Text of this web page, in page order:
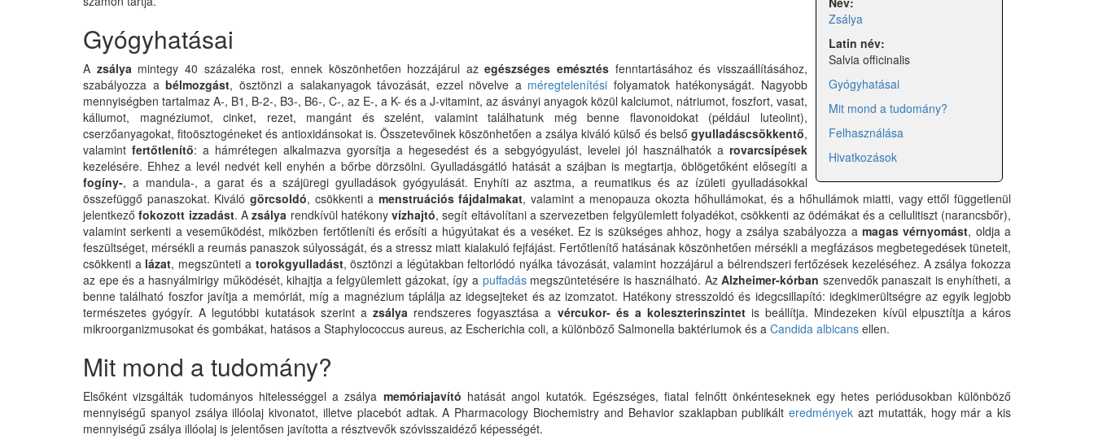
Zsálya
Latin név:
Salvia officinalis
Gyógyhatásai
Mit mond a tudomány?
Felhasználása
Hivatkozások
Gyógyhatásai
A zsályamintegy 40 százaléka rost, ennek köszönhetően hozzájárul azegészséges emésztés fenntartásához és visszaállításához,
szabályozza abélmozgást, ösztönzi a salakanyagok távozását, ezzel növelve a méregtelenítési folyamatok hatékonyságát. Nagyobb
mennyiségben tartalmaz A-, B1, B-2-, B3-, B6-, C-, az E-, a K- és a J-vitamint, az ásványi anyagok közül kalciumot, nátriumot, foszfort, vasat,
káliumot, magnéziumot, cinket, rezet, mangánt és szelént, valamint találhatunk még benne flavonoidokat (például luteolint),
cserzőanyagokat, fitoösztogéneket és antioxidánsokat is. Összetevőinek köszönhetően a zsálya kiváló külső és belső gyulladáscsökkentő,
valamint fertőtlenítő: a hámrétegen alkalmazva gyorsítja a hegesedést és a sebgyógyulást, levelei jól használhatók a rovarcsípések
kezelésére. Ehhez a levél nedvét kell enyhén a bőrbe dörzsölni. Gyulladásgátló hatását a szájban is megtartja, öblögetőként elősegíti a
fogíny-, a mandula-, a garat és a szájüregi gyulladások gyógyulását. Enyhíti az asztma, a reumatikus és az ízületi gyulladásokkal
összefüggő panaszokat. Kiváló görcsoldó, csökkenti a menstruációs fájdalmakat, valamint a menopauza okozta hőhullámokat, és a hőhullámok miatti, vagy ettől függetlenül
jelentkezőfokozott izzadást. Azsálya rendkívül hatékonyvízhajtó, segít eltávolítani a szervezetben felgyülemlett folyadékot, csökkenti az ödémákat és a cellulitiszt (narancsbőr),
valamint serkenti a veseműködést, miközben fertőtleníti és erősíti a húgyútakat és a veséket. Ez is szükséges ahhoz, hogy a zsálya szabályozza amagas vérnyomást, oldja a
feszültséget, mérsékli a reumás panaszok súlyosságát, és a stressz miatt kialakuló fejfájást. Fertőtlenítő hatásának köszönhetően mérsékli a megfázásos megbetegedések tüneteit,
csökkenti a lázat, megszünteti a torokgyulladást, ösztönzi a légútakban feltorlódó nyálka távozását, valamint hozzájárul a bélrendszeri fertőzések kezeléséhez. A zsálya fokozza
az epe és a hasnyálmirigy működését, kihajtja a felgyülemlett gázokat, így a puffadásmegszüntetésére is használható. AzAlzheimer-kórban szenvedők panaszait is enyhítheti, a
benne található foszfor javítja a memóriát, míg a magnézium táplálja az idegsejteket és az izomzatot. Hatékony stresszoldó és idegcsillapító: idegkimerültségre az egyik legjobb
természetes gyógyír. A legutóbbi kutatások szerint a zsálya rendszeres fogyasztása a vércukor- és a koleszterinszintet is beállítja. Mindezeken kívül elpusztítja a káros
mikroorganizmusokat és gombákat, hatásos a Staphylococcus aureus, az Escherichia coli, a különböző Salmonella baktériumok és a Candida albicans ellen.
Mit mond a tudomány?
Elsőként vizsgálták tudományos hitelességgel a zsálya memóriajavító hatását angol kutatók. Egészséges, fiatal felnőtt önkénteseknek egy hetes periódusokban különböző
mennyiségű spanyol zsálya illóolaj kivonatot, illetve placebót adtak. A Pharmacology Biochemistry and Behavior szaklapban publikálteredmények azt mutatták, hogy már a kis
mennyiségű zsálya illóolaj is jelentősen javította a résztvevők szóvisszaidéző képességét.